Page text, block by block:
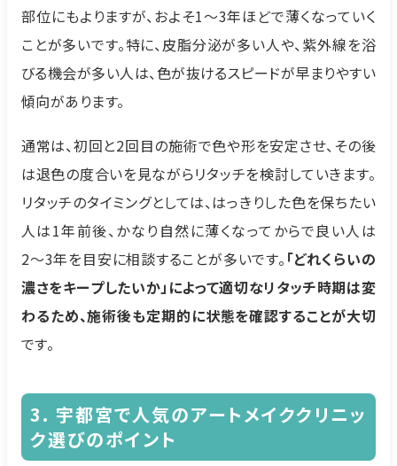
部位にもよりますが、およそ1〜3年ほどで薄くなっていく
ことが多いです。特に、皮脂分泌が多い人や、紫外線を浴
びる機会が多い人は、色が抜けるスピードが早まりやすい
傾向があります。
通常は、初回と2回目の施術で色や形を安定させ、その後
は退色の度合いを見ながらリタッチを検討していきます。
リタッチのタイミングとしては、はっきりした色を保ちたい
人は1年前後、かなり自然に薄くなってからで良い人は
2〜3年を目安に相談することが多いです。 「どれくらいの
濃さをキープしたいか」によって適切なリタッチ時期は変
わるため、施術後も定期的に状態を確認することが大切
です。
3. 宇都宮で人気のアートメイククリニッ
ク選びのポイント